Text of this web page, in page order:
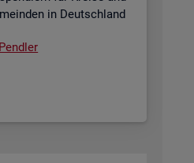
in Deutsch­land
Pend­ler